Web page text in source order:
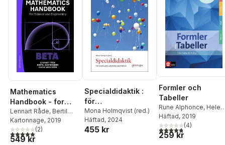
Mathematics
Handbook - for
Science and
Engineering
Lennart Råde, Bertil
Westergren, Frank
Wikström
Kartonnage, 2019
5,0utav 5 stjärnor. Totalt antal röster:
(2)
549 kr
Specialdidaktik :
för
innehållsinkludera
nde undervisning
Mona Holmqvist (red.)
Häftad, 2024
455 kr
Formler och
Tabeller
Rune Alphonce,
Danielsson Thorell
Emma Johansson
Häftad, 2019
4,8utav 5 stjärnor.
(4)
259 kr